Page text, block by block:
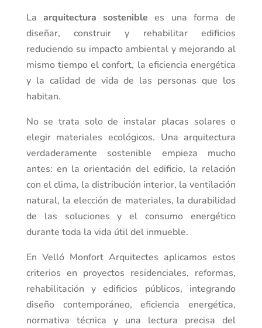
Laarquitectura sostenible es una forma de
diseñar, construir y rehabilitar edificios
reduciendo su impacto ambiental y mejorando al
mismo tiempo el confort, la eficiencia energética
y la calidad de vida de las personas que los
habitan.
No se trata solo de instalar placas solares o
elegir materiales ecológicos. Una arquitectura
verdaderamente sostenible empieza mucho
antes: en la orientación del edificio, la relación
con el clima, la distribución interior, la ventilación
natural, la elección de materiales, la durabilidad
de las soluciones y el consumo energético
durante toda la vida útil del inmueble.
En Velló Monfort Arquitectes aplicamos estos
criterios en proyectos residenciales, reformas,
rehabilitación y edificios públicos, integrando
diseño contemporáneo, eficiencia energética,
normativa técnica y una lectura precisa del